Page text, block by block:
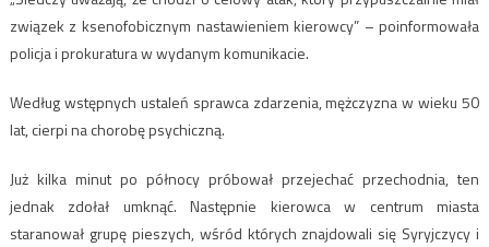
związek z ksenofobicznym nastawieniem kierowcy” – poinformowała
policja i prokuratura w wydanym komunikacie.
Według wstępnych ustaleń sprawca zdarzenia, mężczyzna w wieku 50
lat, cierpi na chorobę psychiczną.
Już kilka minut po północy próbował przejechać przechodnia, ten
jednak zdołał umknąć. Następnie kierowca w centrum miasta
staranował grupę pieszych, wśród których znajdowali się Syryjczycy i